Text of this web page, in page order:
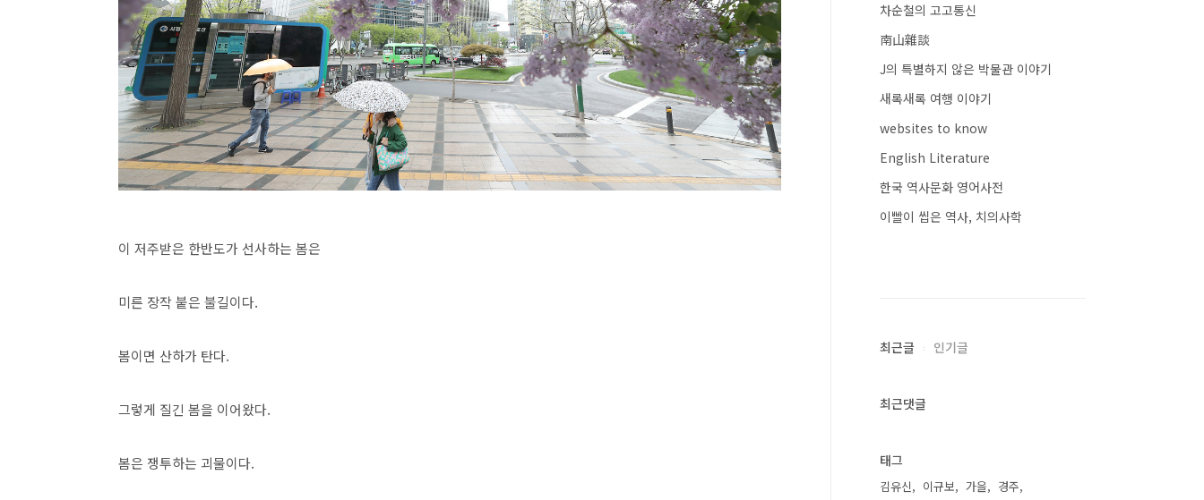
이 저주받은 한반도가 선사하는 봄은
미른 장작 붙은 불길이다.
봄이면 산하가 탄다.
그렇게 질긴 봄을 이어왔다.
봄은 쟁투하는 괴물이다.
차순철의 고고통신
南山雜談
J의 특별하지 않은 박물관 이야기
새록새록 여행 이야기
websites to know
English Literature
한국 역사문화 영어사전
이빨이 씹은 역사, 치의사학
최근글 인기글
최근댓글
태그
김유신 이규보 가을
경주